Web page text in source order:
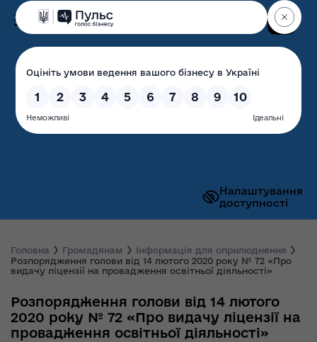
Налаштування
доступності
Волинська обласна
державна адміністрація
Головна Громадянам
Інформація для оприлюднення
Розпорядження голови від 14 лютого 2020 року № 72 «Про
видачу ліцензії на провадження освітньої діяльності»
Розпорядження голови від 14 лютого
2020 року № 72 «Про видачу ліцензії на
провадження освітньої діяльності»